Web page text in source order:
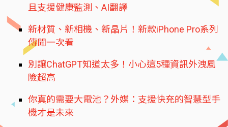
且支援健康監測、AI翻譯
新材質、新相機、新晶片！新款iPhone Pro系列
傳聞一次看
別讓ChatGPT知道太多！小心這5種資訊外洩風
險超高
你真的需要大電池？外媒：支援快充的智慧型手
機才是未來